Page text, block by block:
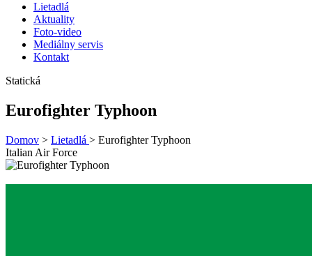
Lietadlá
Aktuality
Foto-video
Mediálny servis
Kontakt
Statická
Eurofighter Typhoon
Domov > Lietadlá > Eurofighter Typhoon
Italian Air Force